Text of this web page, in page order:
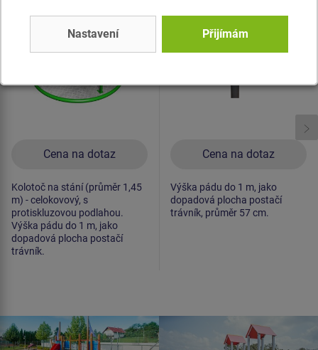
celokovový
Cena na dotaz
Kolotoč na stání (průměr 1,45
m) - celokovový, s
protiskluzovou podlahou.
Výška pádu do 1 m, jako
dopadová plocha postačí
trávník.
Cena na dotaz
Výška pádu do 1 m, jako
dopadová plocha postačí
trávník, průměr 57 cm.
Nastavení Přijímám